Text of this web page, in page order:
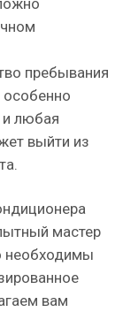
пребывания
и любая
выйти из
мастер
необходимы
вам